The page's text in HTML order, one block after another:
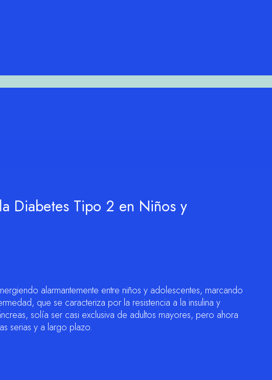
Diabetes Tipo 2 en Niños y
alarmantemente entre niños y adolescentes, marcando
que se caracteriza por la resistencia a la insulina y
solía ser casi exclusiva de adultos mayores, pero ahora
serias y a largo plazo.